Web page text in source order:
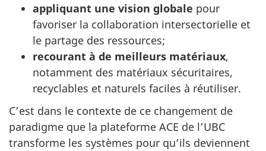
appliquant une vision globale pour
favoriser la collaboration intersectorielle et
le partage des ressources;
recourant à de meilleurs matériaux,
notamment des matériaux sécuritaires,
recyclables et naturels faciles à réutiliser.
C’est dans le contexte de ce changement de
paradigme que la plateforme ACE de l’UBC
transforme les systèmes pour qu’ils deviennent